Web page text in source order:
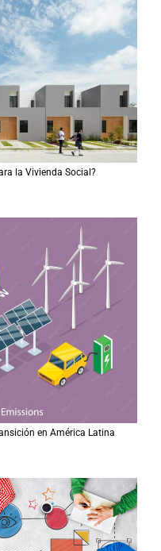
la Vivienda Social?
en América Latina